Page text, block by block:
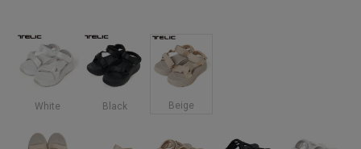
White Black Beige